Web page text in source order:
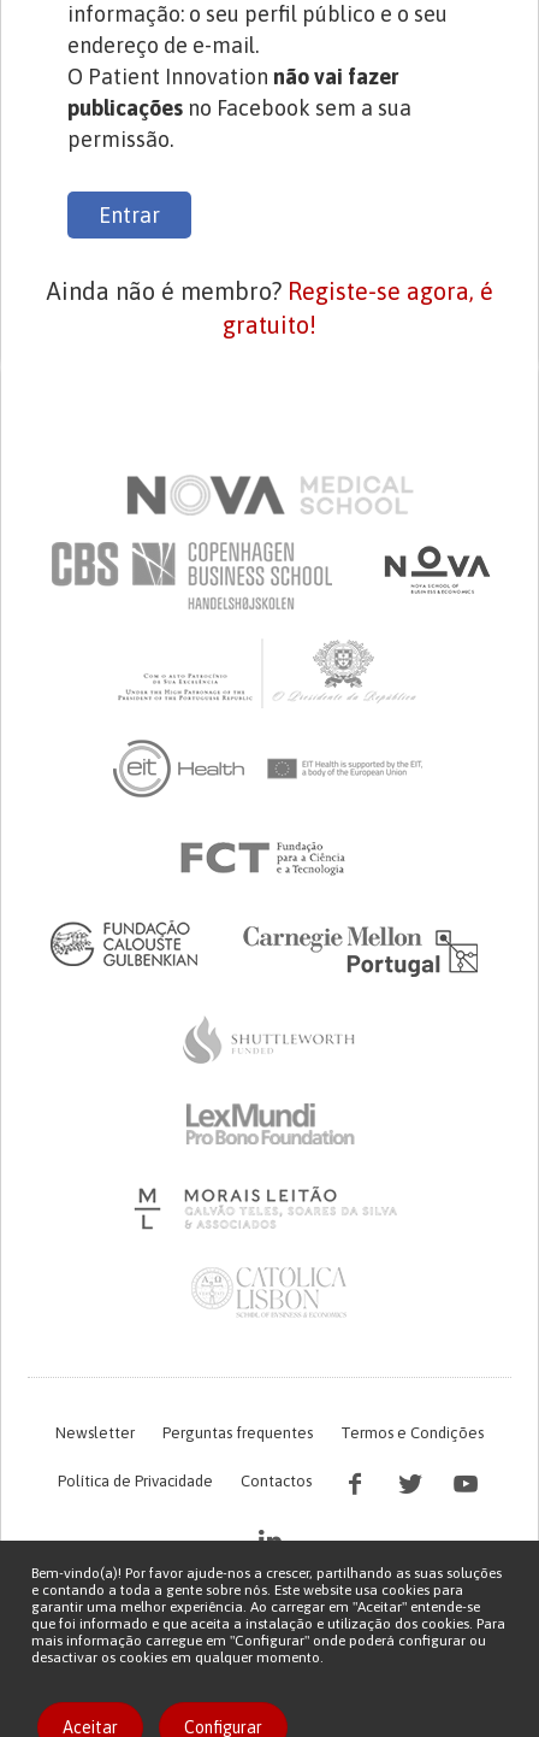
informação: o seu perfil público e o seu
endereço de e-mail.
O Patient Innovation não vai fazer
publicaçõesno Facebook sem a sua
permissão.
Entrar
Ainda não é membro? Registe-se agora, é
gratuito!
Newsletter Perguntas frequentes Termos e Condições
Política de Privacidade Contactos
Copyright © 2026 Patient Innovation.
Bem-vindo(a)! Por favor ajude-nos a crescer, partilhando as suas soluções
e contando a toda a gente sobre nós. Este website usa cookies para
garantir uma melhor experiência. Ao carregar em "Aceitar" entende-se
que foi informado e que aceita a instalação e utilização dos cookies. Para
mais informação carregue em "Configurar" onde poderá configurar ou
desactivar os cookies em qualquer momento.
Aceitar Configurar